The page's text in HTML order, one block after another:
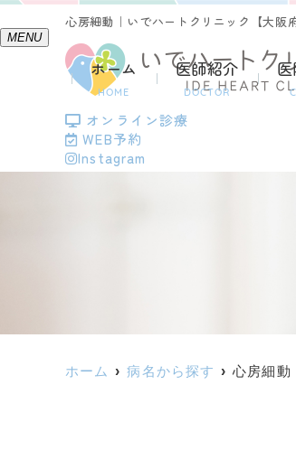
心房細動｜いでハートクリニック【大阪
MENU
ホーム
HOME
医師紹介
DOCTOR
オンライン診療
WEB予約
Instagram
ホーム 病名から探す 心房細動